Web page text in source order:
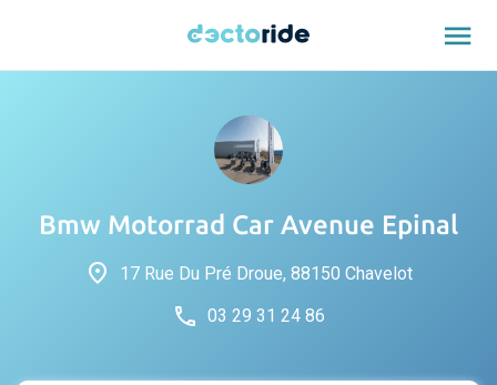
menu
Bmw Motorrad Car Avenue Epinal
place 17 Rue Du Pré Droue, 88150 Chavelot
phone 03 29 31 24 86